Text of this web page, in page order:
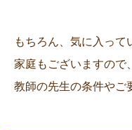
もちろん、気に入っ
家庭もございますので
教師の先生の条件やご